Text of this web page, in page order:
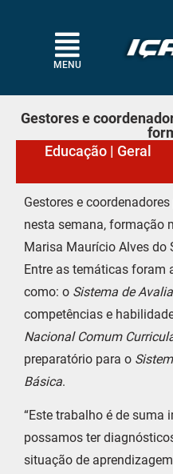
MENU
Gestores e
Educação | Geral
Gestores e
nesta semana, formação
Marisa Maurício Alves do
Entre as temáticas foram
como: o Sistema de
competências e
Nacional Comum
preparatório para o
Básica.
“Este trabalho é de suma
possamos ter
situação de